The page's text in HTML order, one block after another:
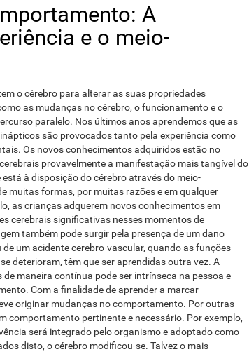
A
e o meio-
o cérebro para alterar as suas propriedades
as mudanças no cérebro, o funcionamento e o
paralelo. Nos últimos anos aprendemos que as
são provocados tanto pela experiência como
Os novos conhecimentos adquiridos estão no
provavelmente a manifestação mais tangível do
à disposição do cérebro através do meio-
muitas formas, por muitas razões e em qualquer
as crianças adquerem novos conhecimentos em
cerebrais significativas nesses momentos de
também pode surgir pela presença de um dano
um acidente cerebro-vascular, quando as funções
deterioram, têm que ser aprendidas outra vez. A
maneira contínua pode ser intrínseca na pessoa e
Com a finalidade de aprender a marcar
originar mudanças no comportamento. Por outras
comportamento pertinente e necessário. Por exemplo,
será integrado pelo organismo e adoptado como
disto, o cérebro modificou-se. Talvez o mais